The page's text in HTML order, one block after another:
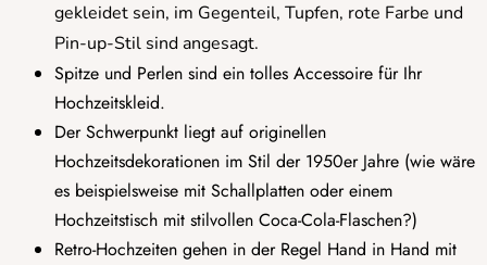
gekleidet sein, im Gegenteil, Tupfen, rote Farbe und
Pin-up-Stil sind angesagt.
Spitze und Perlen sind ein tolles Accessoire für Ihr
Hochzeitskleid.
Der Schwerpunkt liegt auf originellen
Hochzeitsdekorationen im Stil der 1950er Jahre (wie wäre
es beispielsweise mit Schallplatten oder einem
Hochzeitstisch mit stilvollen Coca-Cola-Flaschen?)
Retro-Hochzeiten gehen in der Regel Hand in Hand mit